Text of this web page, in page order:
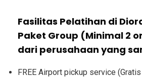
Fasilitas Pelatihan di
Paket Group (Minimal 2
dari perusahaan yang
FREE Airport pickup service